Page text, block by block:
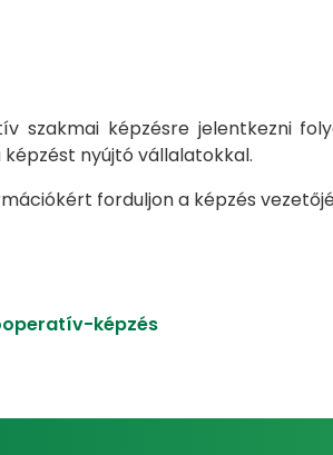
szakmai képzésre jelentkezni
nyújtó vállalatokkal.
forduljon a képzés
képzés